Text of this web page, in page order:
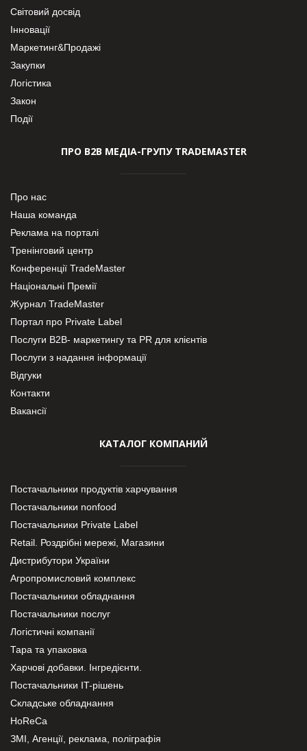
Світовий досвід
Інновації
Маркетинг&Продажі
Закупки
Логістика
Закон
Події
ПРО В2В МЕДІА-ГРУПУ TRADEMASTER
Про нас
Наша команда
Реклама на порталі
Тренінговий центр
Конференції TradeMaster
Національні Премії
Журнал TradeMaster
Портал про Private Label
Послуги В2В- маркетингу та PR для клієнтів
Послуги з надання інформації
Відгуки
Контакти
Вакансії
КАТАЛОГ КОМПАНИЙ
Постачальники продуктів харчування
Постачальники nonfood
Постачальники Private Label
Retail. Роздрібні мережі, Магазини
Дистрибутори України
Агропромисловий комплекс
Постачальники обладнання
Постачальники послуг
Логістичні компанії
Тара та упаковка
Харчові добавки. Інгредієнти.
Постачальники IT-рішень
Складське обладнання
HoReCa
ЗМІ, Агенції, реклама, поліграфія